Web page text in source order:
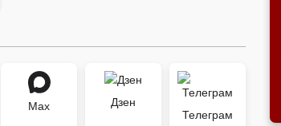
Max
Дзен
Телеграм